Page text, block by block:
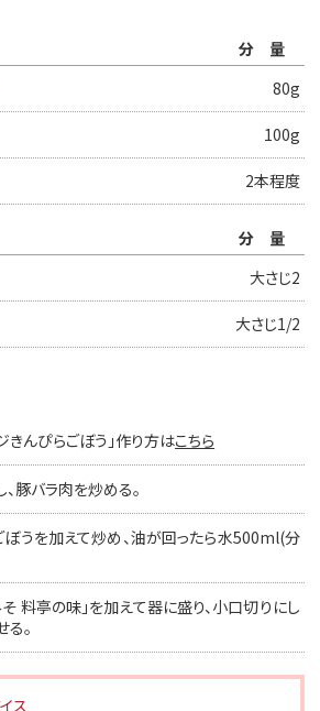
分量
80g
100g
2本程度
分量
大さじ2
大さじ1/2
きんぴらごぼう」作り方はこちら
豚バラ肉を炒める。
ぼうを加えて炒め、油が回ったら水500ml(分
料亭の味」を加えて器に盛り、小口切りにし
。
ス